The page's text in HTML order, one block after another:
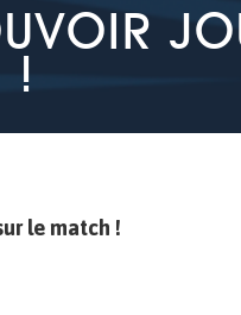
!
le match !